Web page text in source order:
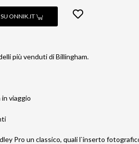
ONNIK.IT
più venduti di Billingham.
viaggio
Pro un classico, quali l`inserto